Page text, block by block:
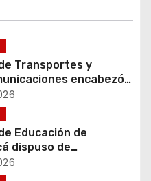
Transportes y
encabezó
de coordinación
de cables en
Iquique
Educación de
dispuso de
para apoyar
Admisión Escolar